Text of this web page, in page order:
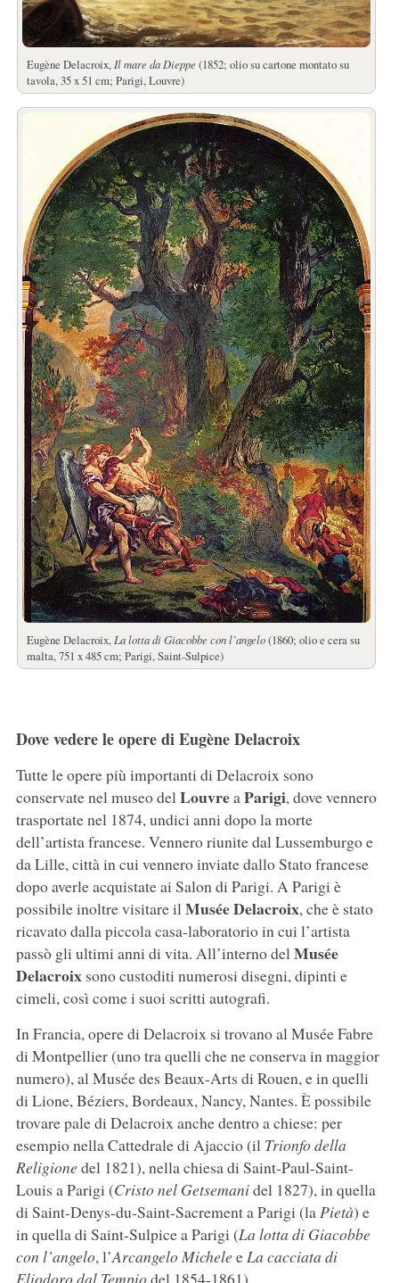
Eugène Delacroix, Il mare da Dieppe (1852; olio su cartone montato su
tavola, 35 x 51 cm; Parigi, Louvre)
Eugène Delacroix, La lotta di Giacobbe con l’angelo(1860; olio e cera su
malta, 751 x 485 cm; Parigi, Saint-Sulpice)
Dove vedere le opere di Eugène Delacroix
Tutte le opere più importanti di Delacroix sono
conservate nel museo del Louvrea Parigi, dove vennero
trasportate nel 1874, undici anni dopo la morte
dell’artista francese. Vennero riunite dal Lussemburgo e
da Lille, città in cui vennero inviate dallo Stato francese
dopo averle acquistate ai Salon di Parigi. A Parigi è
possibile inoltre visitare il Musée Delacroix, che è stato
ricavato dalla piccola casa-laboratorio in cui l’artista
passò gli ultimi anni di vita. All’interno del Musée
Delacroixsono custoditi numerosi disegni, dipinti e
cimeli, così come i suoi scritti autografi.
In Francia, opere di Delacroix si trovano al Musée Fabre
di Montpellier (uno tra quelli che ne conserva in maggior
numero), al Musée des Beaux-Arts di Rouen, e in quelli
di Lione, Béziers, Bordeaux, Nancy, Nantes. È possibile
trovare pale di Delacroix anche dentro a chiese: per
esempio nella Cattedrale di Ajaccio (il Trionfo della
Religionedel 1821), nella chiesa di Saint-Paul-Saint-
Louis a Parigi (Cristo nel Getsemanidel 1827), in quella
di Saint-Denys-du-Saint-Sacrement a Parigi (la Pietà) e
in quella di Saint-Sulpice a Parigi (La lotta di Giacobbe
con l’angelo, l’Arcangelo Michelee La cacciata di
Eliodoro dal Tempiodel 1854-1861).